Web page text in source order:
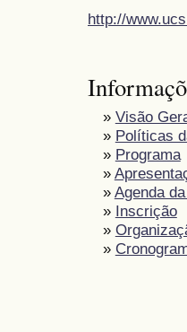
http://
» Visão
» Políticas
» Programa
»
» Agenda
» Inscrição
»
»